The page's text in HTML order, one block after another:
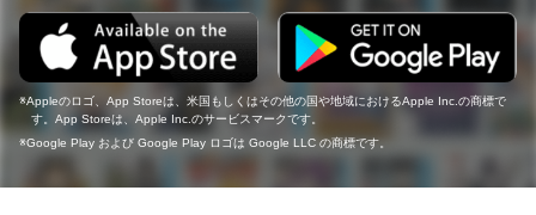
Appleのロゴ、App Storeは、米国もしくはその他の国や地域におけるApple Inc.の商標で
す。App Storeは、Apple Inc.のサービスマークです。
Google Play および Google Play ロゴは Google LLC の商標です。